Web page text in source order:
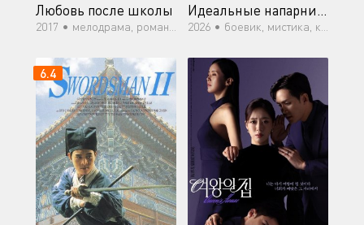
Любовь после школы
2017 • мелодрама, романтика, молодость, драма
Идеальные напарники
2026 • боевик, мистика, комедия, криминал
6.4